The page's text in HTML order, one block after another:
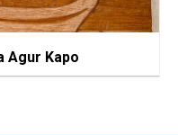
Agur Kapo